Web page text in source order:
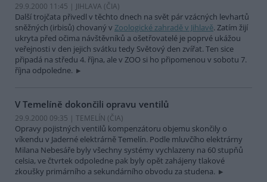
29.9.2000 11:45 | JIHLAVA (ČIA)
Další trojčata přivedl v těchto dnech na svět pár vzácných levhartů
sněžných (irbisů) chovaný v Zoologické zahradě v Jihlavě. Zatím žijí
ukryta před očima návštěvníků a ošetřovatelé je poprvé ukážou
veřejnosti v den jejich svátku tedy Světový den zvířat. Ten sice
připadá na středu 4. října, ale v ZOO si ho připomenou v sobotu 7.
října odpoledne.
V Temelíně dokončili opravu ventilů
29.9.2000 09:35 | TEMELÍN (ČIA)
Opravy pojistných ventilů kompenzátoru objemu skončily o
víkendu v Jaderné elektrárně Temelín. Podle mluvčího elektrárny
Milana Nebesáře byly všechny systémy vychlazeny na 60 stupňů
celsia, ve čtvrtek odpoledne pak byly opět zahájeny tlakové
zkoušky primárního a sekundárního obvodu za studena.